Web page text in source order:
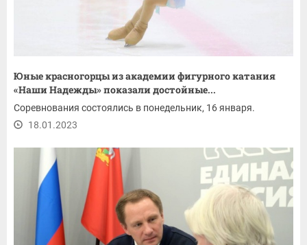
Юные красногорцы из академии фигурного катания
«Наши Надежды» показали достойные...
Соревнования состоялись в понедельник, 16 января.
18.01.2023